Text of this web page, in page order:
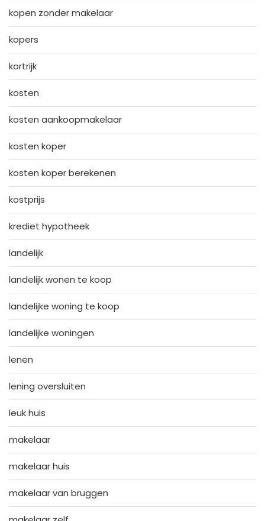
kopen zonder makelaar
kopers
kortrijk
kosten
kosten aankoopmakelaar
kosten koper
kosten koper berekenen
kostprijs
krediet hypotheek
landelijk
landelijk wonen te koop
landelijke woning te koop
landelijke woningen
lenen
lening oversluiten
leuk huis
makelaar
makelaar huis
makelaar van bruggen